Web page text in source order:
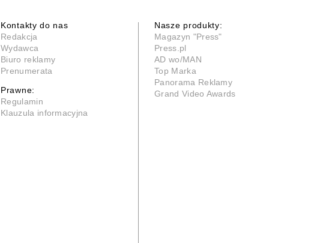
Kontakty do nas
Redakcja
Wydawca
Biuro reklamy
Prenumerata
Prawne:
Regulamin
Klauzula informacyjna
Nasze produkty:
Magazyn "Press"
Press.pl
AD wo/MAN
Top Marka
Panorama Reklamy
Grand Video Awards